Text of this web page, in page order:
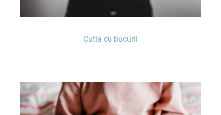
Cutia cu bucurii